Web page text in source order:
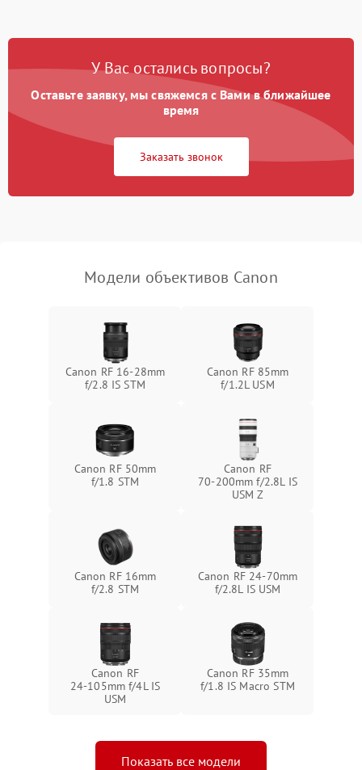
при всех фокусных
4500 ₽ Подробнее →
У Вас остались вопросы?
Оставьте заявку, мы свяжемся с Вами в ближайшее
время
Заказать звонок
Модели объективов Canon
Canon RF 16‑28mm
f/2.8 IS STM
Canon RF 85mm
f/1.2L USM
Canon RF 50mm
f/1.8 STM
Canon RF
70‑200mm f/2.8L IS
USM Z
Canon RF 16mm
f/2.8 STM
Canon RF 24‑70mm
f/2.8L IS USM
Canon RF
24‑105mm f/4L IS
USM
Canon RF 35mm
f/1.8 IS Macro STM
Показать все модели